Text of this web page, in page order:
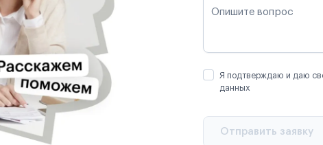
Опишите вопрос
Я подтверждаю и даю
данных
Отправить заявку